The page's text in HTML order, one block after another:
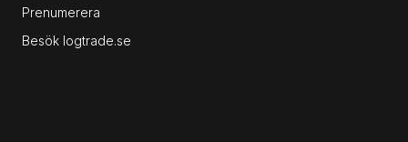
Prenumerera
Besök logtrade.se